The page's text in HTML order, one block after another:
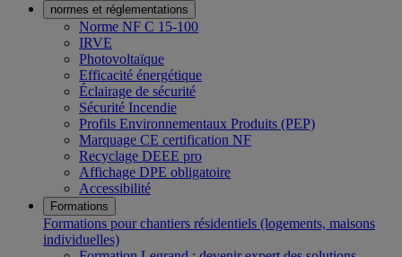
normes et réglementations
Norme NF C 15-100
IRVE
Photovoltaïque
Efficacité énergétique
Éclairage de sécurité
Sécurité Incendie
Profils Environnementaux Produits (PEP)
Marquage CE certification NF
Recyclage DEEE pro
Affichage DPE obligatoire
Accessibilité
Formations
Formations pour chantiers résidentiels (logements, maisons
individuelles)